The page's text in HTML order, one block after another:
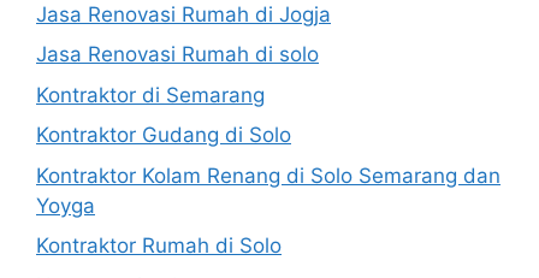
Jasa Renovasi Rumah di Jogja
Jasa Renovasi Rumah di solo
Kontraktor di Semarang
Kontraktor Gudang di Solo
Kontraktor Kolam Renang di Solo Semarang dan
Yoyga
Kontraktor Rumah di Solo